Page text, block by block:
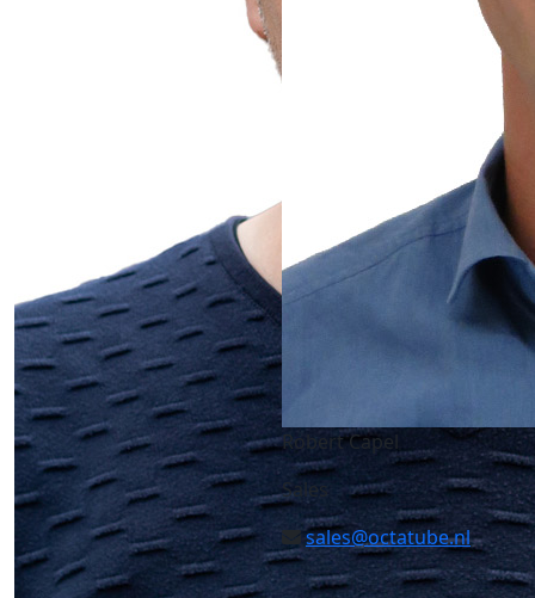
Robert Capel
Sales
sales@octatube.nl